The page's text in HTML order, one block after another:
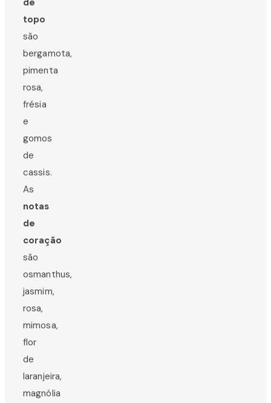
topo
são
bergamota,
pimenta
rosa,
frésia
e
gomos
de
cassis.
As
notas
de
coração
são
osmanthus,
jasmim,
rosa,
mimosa,
flor
de
laranjeira,
magnólia